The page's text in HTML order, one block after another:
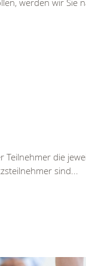
Teilnehmer die
sind...